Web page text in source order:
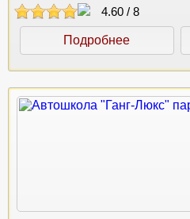
4.60 / 8
Подробнее